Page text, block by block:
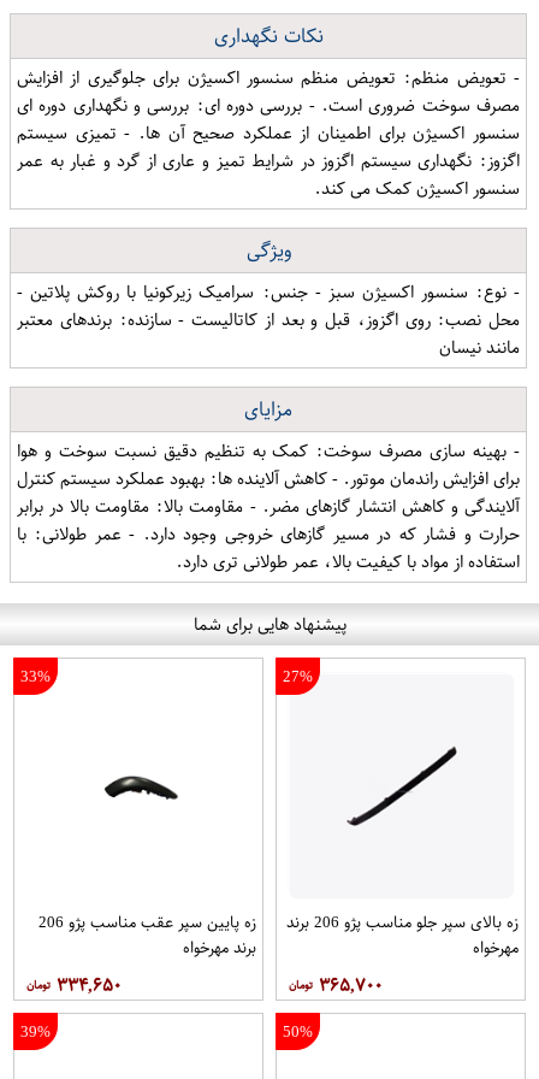
نکات نگهداری
- تعویض منظم: تعویض منظم سنسور اکسیژن برای جلوگیری از افزایش
مصرف سوخت ضروری است. - بررسی دوره ای: بررسی و نگهداری دوره ای
سنسور اکسیژن برای اطمینان از عملکرد صحیح آن ها. - تمیزی سیستم
اگزوز: نگهداری سیستم اگزوز در شرایط تمیز و عاری از گرد و غبار به عمر
سنسور اکسیژن کمک می کند.
ویژگی
- نوع: سنسور اکسیژن سبز - جنس: سرامیک زیرکونیا با روکش پلاتین -
محل نصب: روی اگزوز، قبل و بعد از کاتالیست - سازنده: برندهای معتبر
مانند نیسان
مزایای
- بهینه سازی مصرف سوخت: کمک به تنظیم دقیق نسبت سوخت و هوا
برای افزایش راندمان موتور. - کاهش آلاینده ها: بهبود عملکرد سیستم کنترل
آلایندگی و کاهش انتشار گازهای مضر. - مقاومت بالا: مقاومت بالا در برابر
حرارت و فشار که در مسیر گازهای خروجی وجود دارد. - عمر طولانی: با
استفاده از مواد با کیفیت بالا، عمر طولانی تری دارد.
پیشنهاد هایی برای شما
27%
زه بالای سپر جلو مناسب پژو 206 برند
مهرخواه
۳۶۵,۷۰۰
33%
زه پایین سپر عقب مناسب پژو 206
برند مهرخواه
۳۳۴,۶۵۰
50%
39%